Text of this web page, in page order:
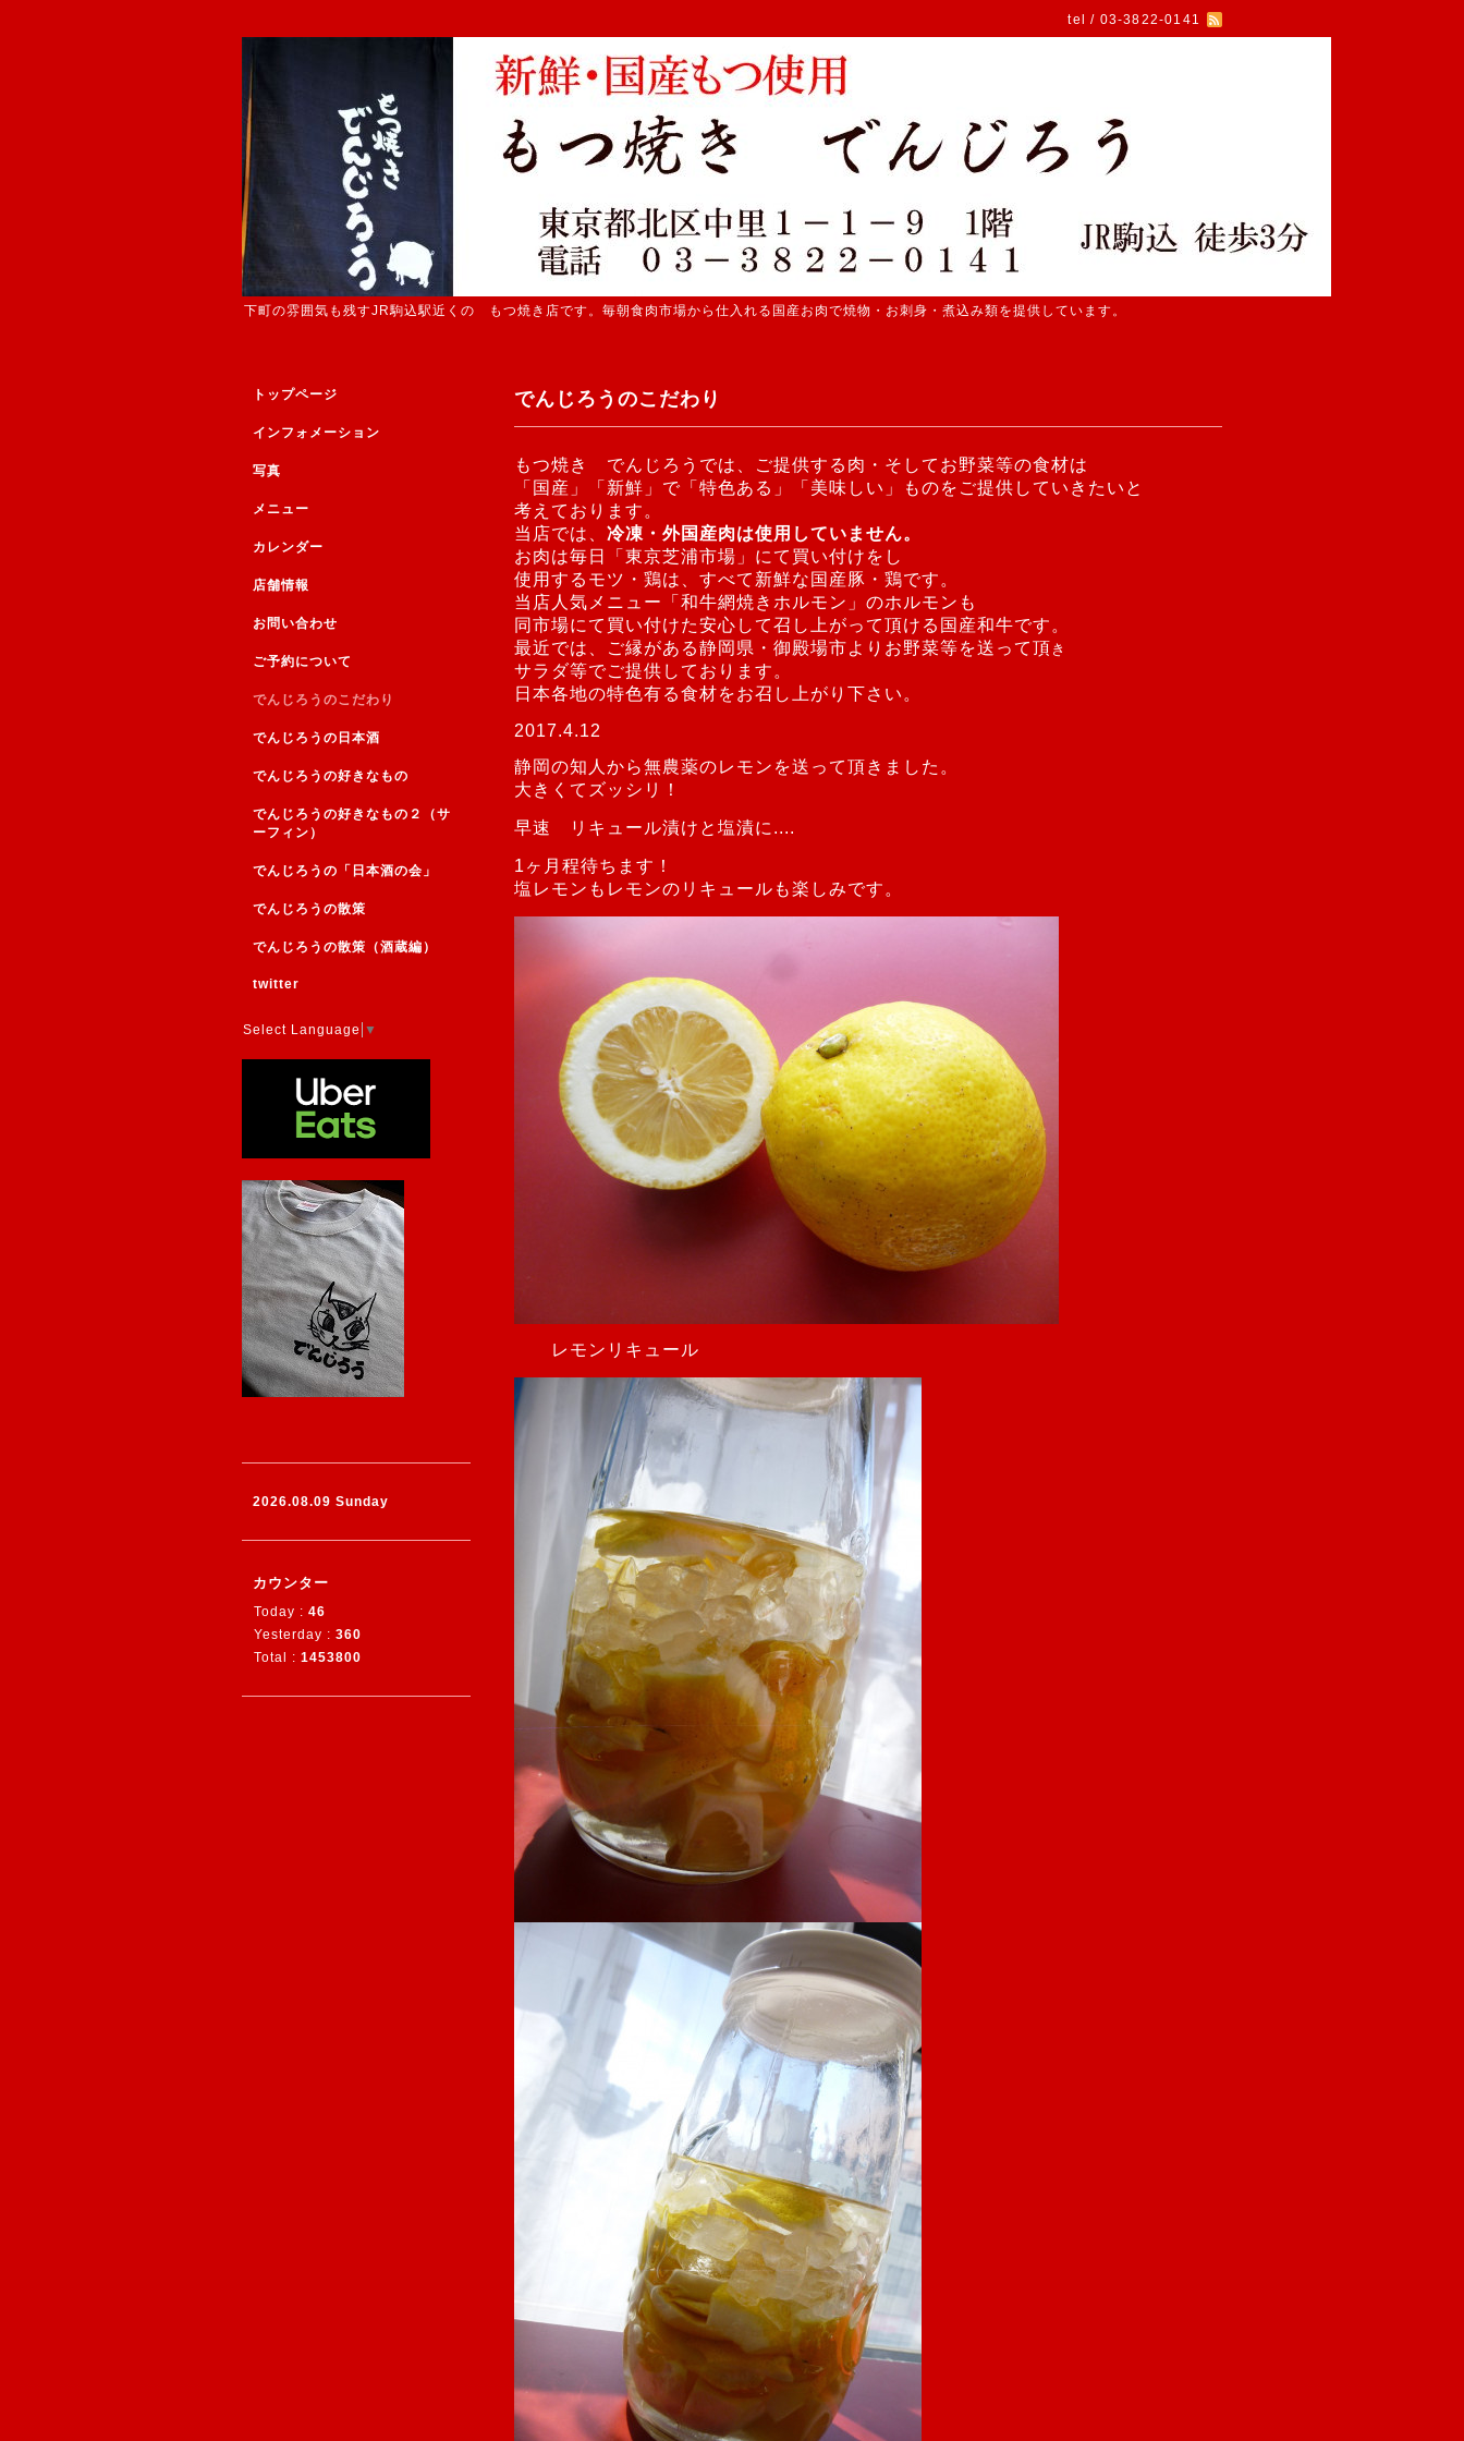
tel / 03-3822-0141
下町の雰囲気も残すJR駒込駅近くの もつ焼き店です。毎朝食肉市場から仕入れる国産お肉で焼物・お刺身・煮込み類を提供しています。
でんじろうのこだわり
もつ焼き でんじろうでは、ご提供する肉・そしてお野菜等の食材は
「国産」「新鮮」で「特色ある」「美味しい」ものをご提供していきたいと
考えております。
当店では、 冷凍・外国産肉は使用していません。
お肉は毎日「東京芝浦市場」にて買い付けをし
使用するモツ・鶏は、すべて新鮮な国産豚・鶏です。
当店人気メニュー「和牛網焼きホルモン」のホルモンも
同市場にて買い付けた安心して召し上がって頂ける国産和牛です。
最近では、ご縁がある静岡県・御殿場市よりお野菜等を送って頂 き
サラダ等でご提供しております。
日本各地の特色有る食材をお召し上がり下さい。
2017.4.12
静岡の知人から無農薬のレモンを送って頂きました。
大きくてズッシリ！
早速 リキュール漬けと塩漬に....
1ヶ月程待ちます！
塩レモンもレモンのリキュールも楽しみです。
レモンリキュール
トップページ
インフォメーション
写真
メニュー
カレンダー
店舗情報
お問い合わせ
ご予約について
でんじろうのこだわり
でんじろうの日本酒
でんじろうの好きなもの
でんじろうの好きなもの２（サ
ーフィン）
でんじろうの「日本酒の会」
でんじろうの散策
でんじろうの散策（酒蔵編）
twitter
Select Language ▼
2026.08.09 Sunday
カウンター
Today : 46
Yesterday : 360
Total : 1453800